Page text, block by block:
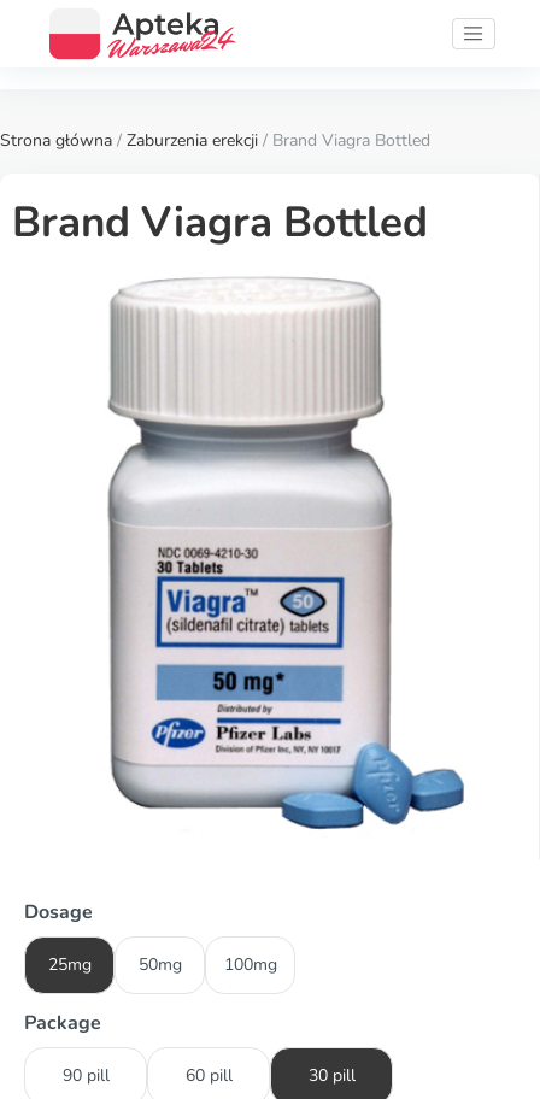
Strona główna / Zaburzenia erekcji / Brand Viagra Bottled
Brand Viagra Bottled
Dosage
25mg 50mg 100mg
Package
90 pill 60 pill 30 pill